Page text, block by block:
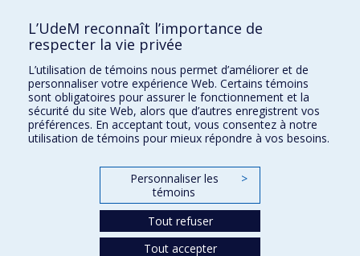
Comment soutenir le Département?
BESOIN D'AIDE?
Plan du site
Signaler une erreur
Accessibilité
FACULTÉ DES ARTS ET DES SCIENCES
Nos départements et écoles
L’UdeM reconnaît l’importance de
respecter la vie privée
L’utilisation de témoins nous permet d’améliorer et de
personnaliser votre expérience Web. Certains témoins
sont obligatoires pour assurer le fonctionnement et la
sécurité du site Web, alors que d’autres enregistrent vos
préférences. En acceptant tout, vous consentez à notre
utilisation de témoins pour mieux répondre à vos besoins.
Personnaliser les
témoins
>
Tout refuser
Tout accepter